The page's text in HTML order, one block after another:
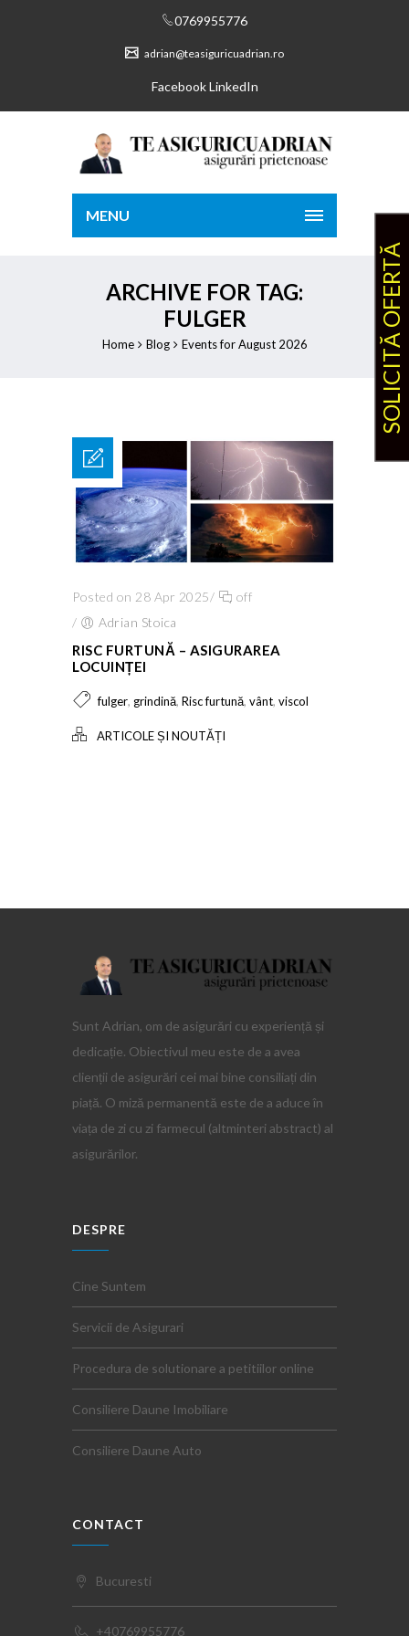
0769955776
adrian@teasiguricuadrian.ro
Facebook LinkedIn
MENU
ARCHIVE FOR TAG:
FULGER
Home Blog Events for August 2026
Posted on 28 Apr 2025/
off
/
Adrian Stoica
RISC FURTUNĂ – ASIGURAREA
LOCUINȚEI
fulger, grindină, Risc furtună, vânt, viscol
ARTICOLE ȘI NOUTĂȚI
Sunt Adrian, om de asigurări cu experiență și
dedicație. Obiectivul meu este de a avea
clienții de asigurări cei mai bine consiliați din
piață. O miză permanentă este de a aduce în
viața de zi cu zi farmecul (altminteri abstract) al
asigurărilor.
DESPRE
Cine Suntem
Servicii de Asigurari
Procedura de solutionare a petitiilor online
Consiliere Daune Imobiliare
Consiliere Daune Auto
CONTACT
Bucuresti
+40769955776
SOLICITĂ OFERTĂ